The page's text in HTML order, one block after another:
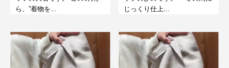
ら、”着物を...
じっくり仕上...